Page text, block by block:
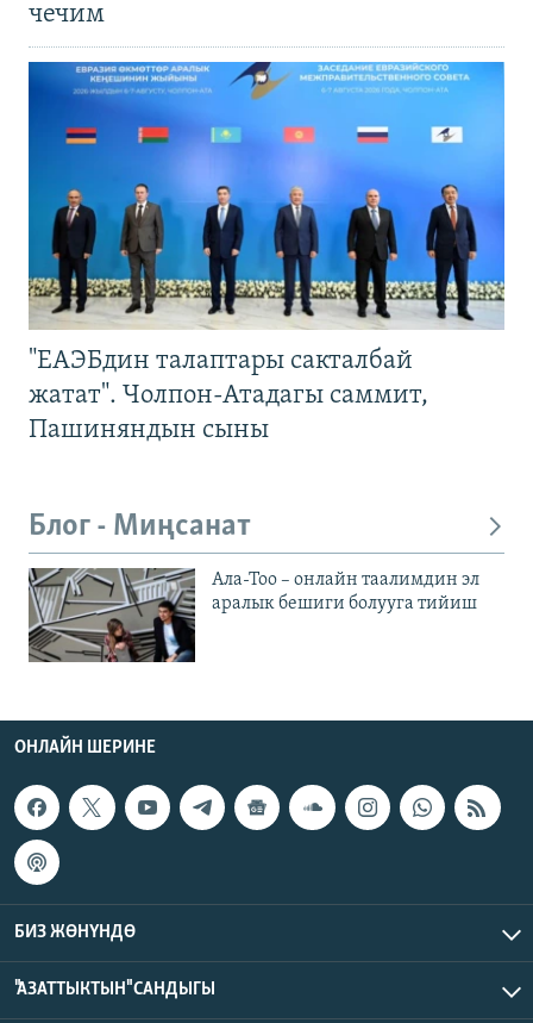
чечим
"ЕАЭБдин талаптары сакталбай
жатат". Чолпон-Атадагы саммит,
Пашиняндын сыны
Блог - Миңсанат
Ала-Тоо – онлайн таалимдин эл
аралык бешиги болууга тийиш
ОНЛАЙН ШЕРИНЕ
БИЗ ЖӨНҮНДӨ
"АЗАТТЫКТЫН" САНДЫГЫ